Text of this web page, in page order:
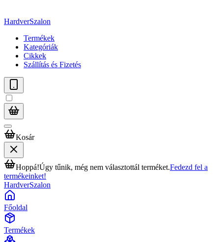
HardverSzalon
Termékek
Kategóriák
Cikkek
Szállítás és Fizetés
Kosár
Hoppá!Úgy tűnik, még nem választottál terméket.Fedezd fel a
termékeinket!
HardverSzalon
Főoldal
Termékek